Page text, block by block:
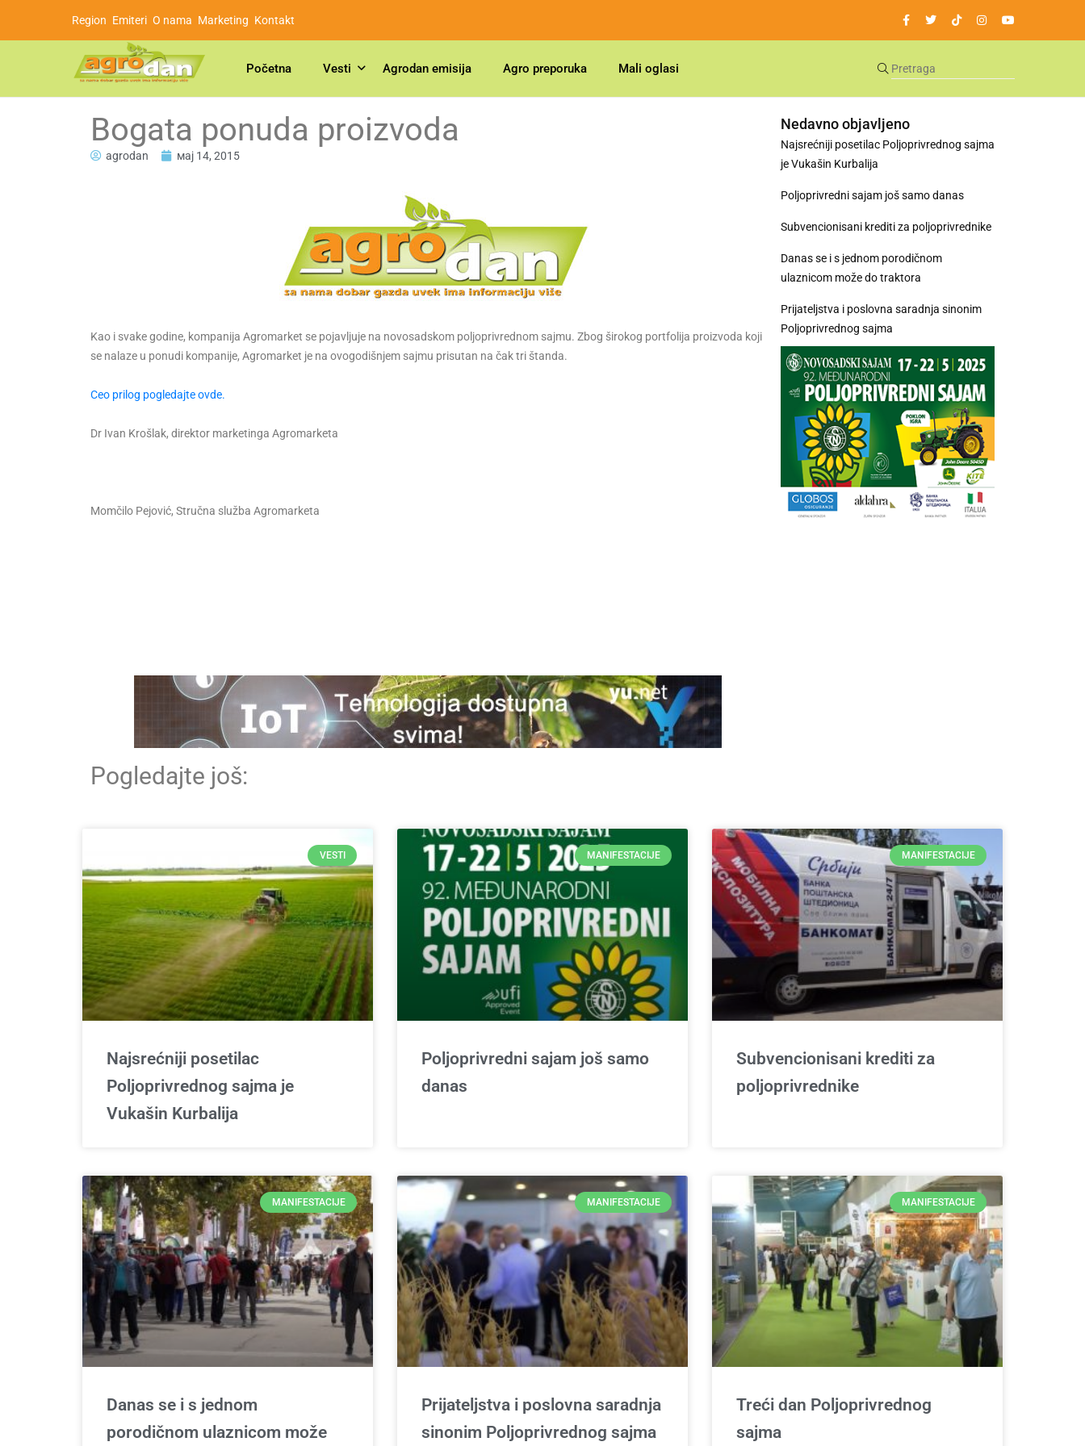
Region Emiteri O nama Marketing Kontakt
Početna Vesti Agrodan emisija Agro preporuka Mali oglasi
Bogata ponuda proizvoda
agrodan мај 14, 2015
Kao i svake godine, kompanija Agromarket se pojavljuje na novosadskom poljoprivrednom sajmu. Zbog širokog portfolija proizvoda koji
se nalaze u ponudi kompanije, Agromarket je na ovogodišnjem sajmu prisutan na čak tri štanda.
Ceo prilog pogledajte ovde.
Dr Ivan Krošlak, direktor marketinga Agromarketa
Momčilo Pejović, Stručna služba Agromarketa
Pogledajte još:
Nedavno objavljeno
Najsrećniji posetilac Poljoprivrednog sajma
je Vukašin Kurbalija
Poljoprivredni sajam još samo danas
Subvencionisani krediti za poljoprivrednike
Danas se i s jednom porodičnom
ulaznicom može do traktora
Prijateljstva i poslovna saradnja sinonim
Poljoprivrednog sajma
VESTI
Najsrećniji posetilac
Poljoprivrednog sajma je
Vukašin Kurbalija
MANIFESTACIJE
Poljoprivredni sajam još samo
danas
MANIFESTACIJE
Subvencionisani krediti za
poljoprivrednike
MANIFESTACIJE
Danas se i s jednom
porodičnom ulaznicom može
MANIFESTACIJE
Prijateljstva i poslovna saradnja
sinonim Poljoprivrednog sajma
MANIFESTACIJE
Treći dan Poljoprivrednog
sajma